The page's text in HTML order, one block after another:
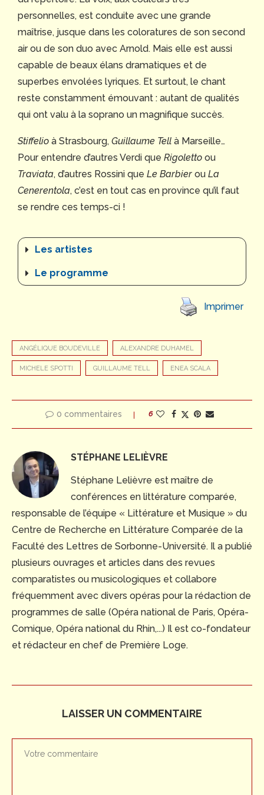
personnelles, est conduite avec une grande
maîtrise, jusque dans les coloratures de son second
air ou de son duo avec Arnold. Mais elle est aussi
capable de beaux élans dramatiques et de
superbes envolées lyriques. Et surtout, le chant
reste constamment émouvant : autant de qualités
qui ont valu à la soprano un magnifique succès.
Stiffelio à Strasbourg, Guillaume Tell à Marseille…
Pour entendre d’autres Verdi que Rigoletto ou
Traviata, d’autres Rossini que Le Barbier ou La
Cenerentola, c’est en tout cas en province qu’il faut
se rendre ces temps-ci !
Les artistes
Le programme
Imprimer
ANGÉLIQUE BOUDEVILLE ALEXANDRE DUHAMEL
MICHELE SPOTTI GUILLAUME TELL ENEA SCALA
0 commentaires 6
STÉPHANE LELIÈVRE
Stéphane Lelièvre est maître de
conférences en littérature comparée,
responsable de l’équipe « Littérature et Musique » du
Centre de Recherche en Littérature Comparée de la
Faculté des Lettres de Sorbonne-Université. Il a publié
plusieurs ouvrages et articles dans des revues
comparatistes ou musicologiques et collabore
fréquemment avec divers opéras pour la rédaction de
programmes de salle (Opéra national de Paris, Opéra-
Comique, Opéra national du Rhin,...) Il est co-fondateur
et rédacteur en chef de Première Loge.
LAISSER UN COMMENTAIRE